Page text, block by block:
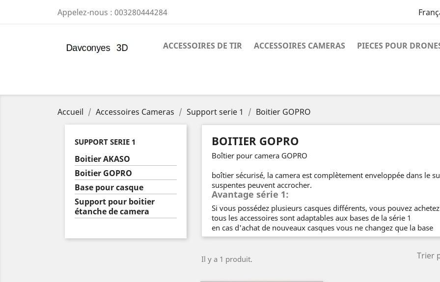
Appelez-nous : 003280444284
ACCESSOIRES DE TIR ACCESSOIRES CAMERAS PIECES POUR
Accueil Accessoires Cameras Support serie 1 Boitier GOPRO
SUPPORT SERIE 1
Boitier AKASO
Boitier GOPRO
Base pour casque
Support pour boitier
étanche de camera
BOITIER GOPRO
Boîtier pour camera GOPRO
boîtier sécurisé, la camera est complètement enveloppée dans le
suspentes peuvent accrocher.
Avantage série 1:
Si vous possédez plusieurs casques différents, vous pouvez
tous les accessoires sont adaptables aux bases de la série 1
en cas d'achat de nouveaux casques vous ne changez que la base
Il y a 1 produit.
Trier